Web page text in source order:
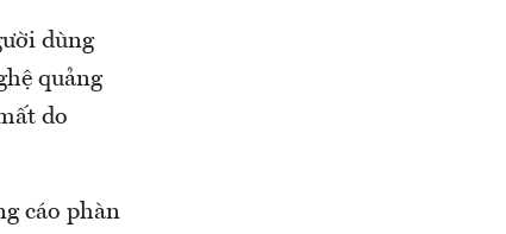
dùng
quảng
do
cáo phàn